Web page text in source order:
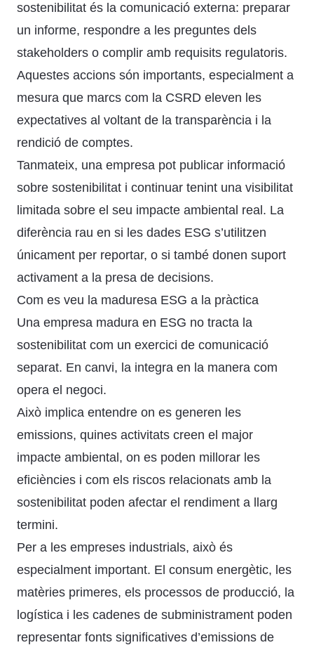
sostenibilitat és la comunicació externa: preparar
un informe, respondre a les preguntes dels
stakeholders o complir amb requisits regulatoris.
Aquestes accions són importants, especialment a
mesura que marcs com la CSRD eleven les
expectatives al voltant de la transparència i la
rendició de comptes.
Tanmateix, una empresa pot publicar informació
sobre sostenibilitat i continuar tenint una visibilitat
limitada sobre el seu impacte ambiental real. La
diferència rau en si les dades ESG s’utilitzen
únicament per reportar, o si també donen suport
activament a la presa de decisions.
Com es veu la maduresa ESG a la pràctica
Una empresa madura en ESG no tracta la
sostenibilitat com un exercici de comunicació
separat. En canvi, la integra en la manera com
opera el negoci.
Això implica entendre on es generen les
emissions, quines activitats creen el major
impacte ambiental, on es poden millorar les
eficiències i com els riscos relacionats amb la
sostenibilitat poden afectar el rendiment a llarg
termini.
Per a les empreses industrials, això és
especialment important. El consum energètic, les
matèries primeres, els processos de producció, la
logística i les cadenes de subministrament poden
representar fonts significatives d’emissions de